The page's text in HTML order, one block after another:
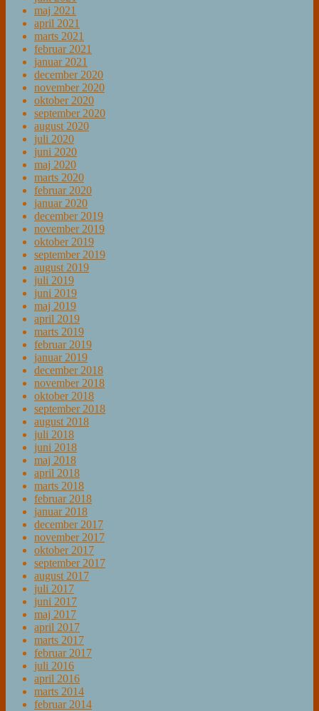
maj 2021
april 2021
marts 2021
februar 2021
januar 2021
december 2020
november 2020
oktober 2020
september 2020
august 2020
juli 2020
juni 2020
maj 2020
marts 2020
februar 2020
januar 2020
december 2019
november 2019
oktober 2019
september 2019
august 2019
juli 2019
juni 2019
maj 2019
april 2019
marts 2019
februar 2019
januar 2019
december 2018
november 2018
oktober 2018
september 2018
august 2018
juli 2018
juni 2018
maj 2018
april 2018
marts 2018
februar 2018
januar 2018
december 2017
november 2017
oktober 2017
september 2017
august 2017
juli 2017
juni 2017
maj 2017
april 2017
marts 2017
februar 2017
juli 2016
april 2016
marts 2014
februar 2014